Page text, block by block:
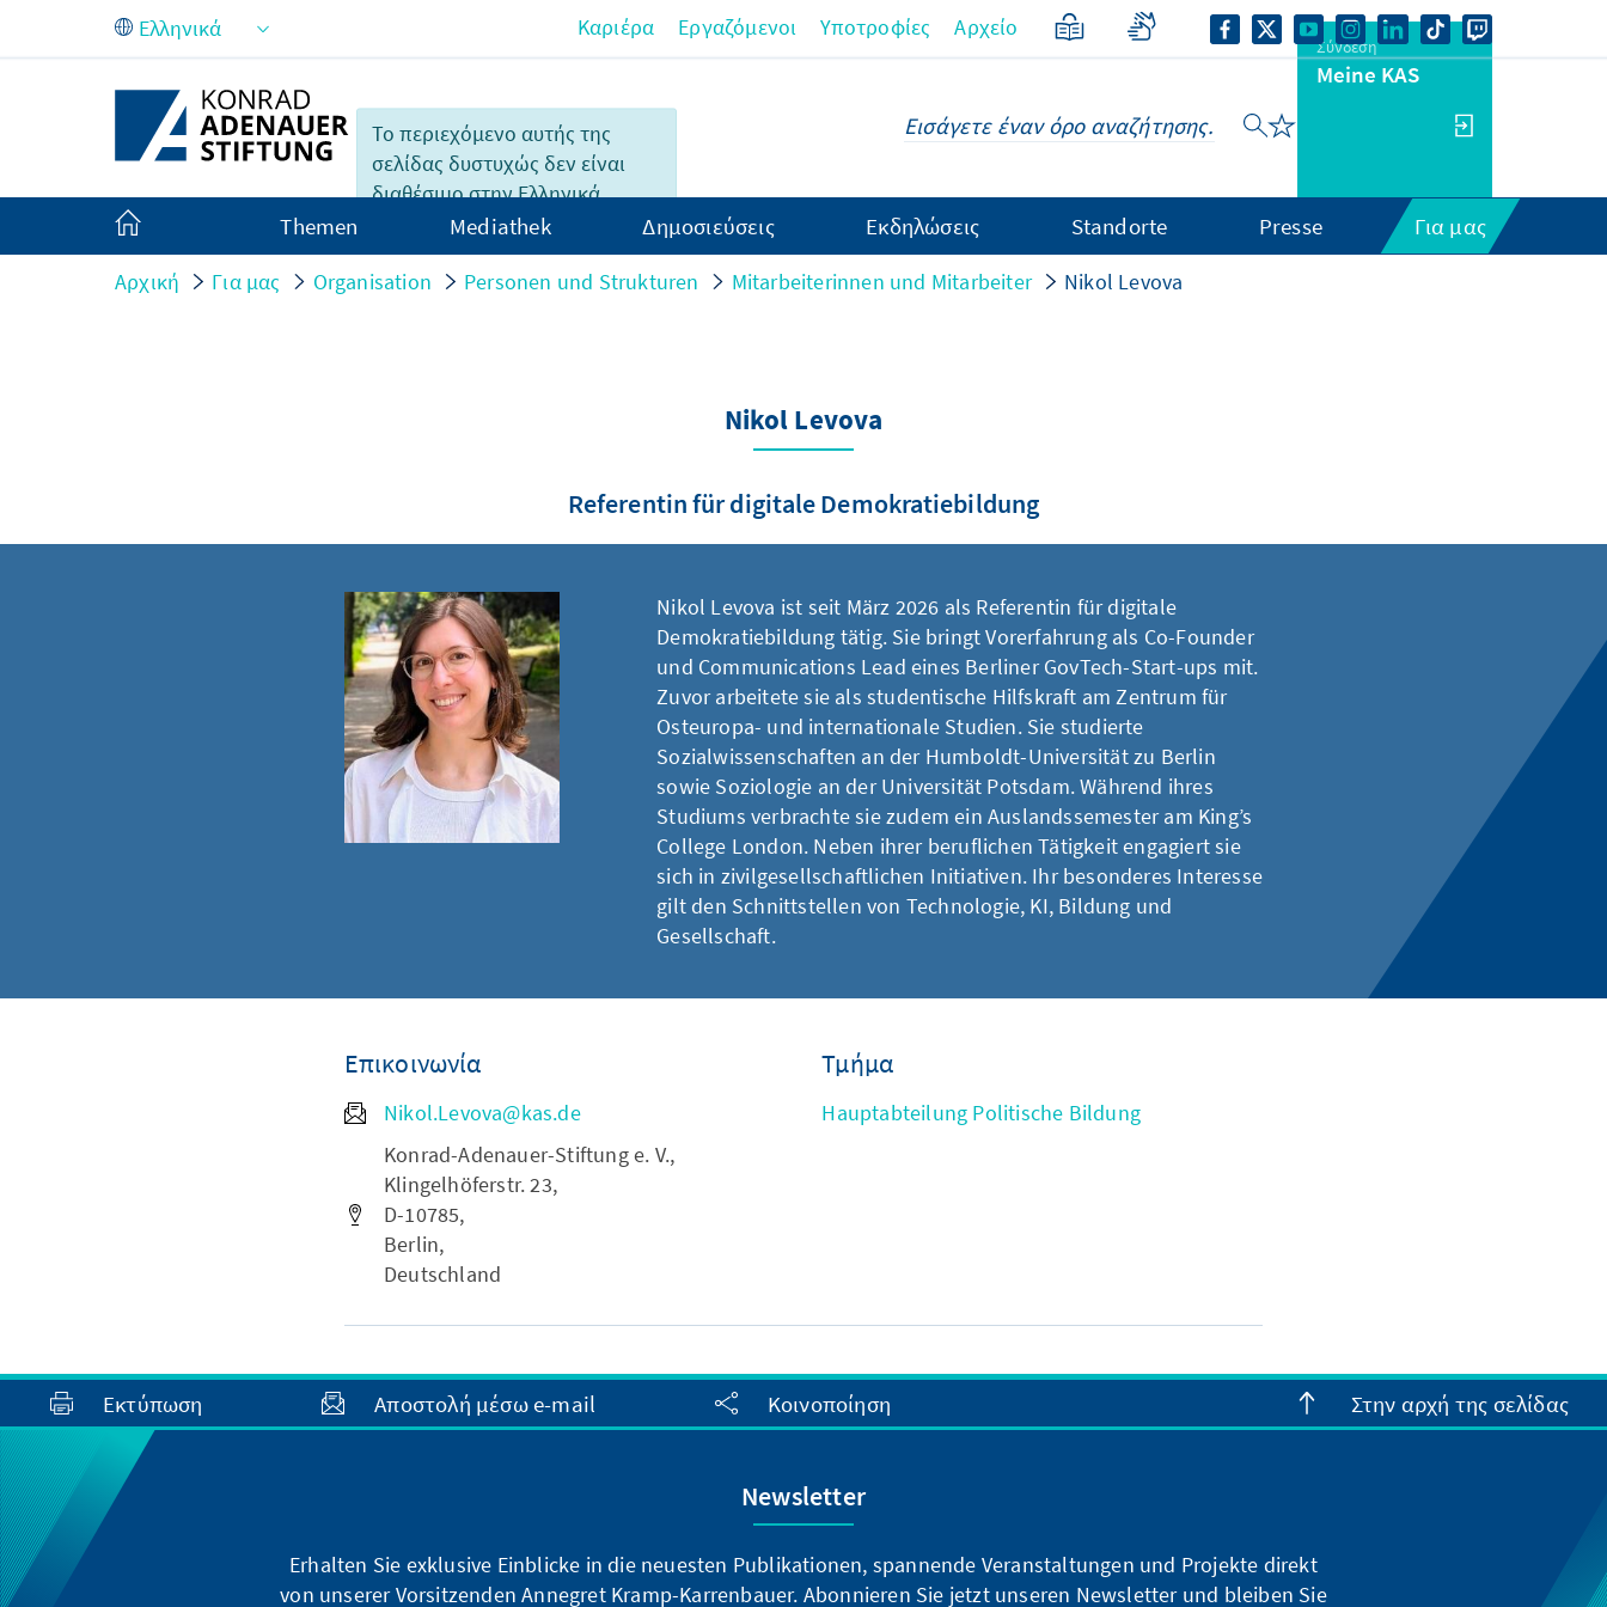
Skip to Main Content
Το περιεχόμενο αυτής της
σελίδας δυστυχώς δεν είναι
διαθέσιμο στην Ελληνικά.
Καριέρα Εργαζόμενοι Υποτροφίες Αρχείο
Σύνδεση
Meine KAS
Themen Mediathek Δημοσιεύσεις Εκδηλώσεις Standorte Presse Για μας
Αρχική Για μας Organisation Personen und Strukturen Mitarbeiterinnen und Mitarbeiter Nikol Levova
Nikol Levova
Referentin für digitale Demokratiebildung
Nikol Levova ist seit März 2026 als Referentin für digitale
Demokratiebildung tätig. Sie bringt Vorerfahrung als Co-Founder
und Communications Lead eines Berliner GovTech-Start-ups mit.
Zuvor arbeitete sie als studentische Hilfskraft am Zentrum für
Osteuropa- und internationale Studien. Sie studierte
Sozialwissenschaften an der Humboldt-Universität zu Berlin
sowie Soziologie an der Universität Potsdam. Während ihres
Studiums verbrachte sie zudem ein Auslandssemester am King’s
College London. Neben ihrer beruflichen Tätigkeit engagiert sie
sich in zivilgesellschaftlichen Initiativen. Ihr besonderes Interesse
gilt den Schnittstellen von Technologie, KI, Bildung und
Gesellschaft.
Επικοινωνία
Nikol.Levova@kas.de
Konrad-Adenauer-Stiftung e. V.,
Klingelhöferstr. 23,
D-10785,
Berlin,
Deutschland
Τμήμα
Hauptabteilung Politische Bildung
Εκτύπωση Αποστολή μέσω e-mail Κοινοποίηση Στην αρχή της σελίδας
Newsletter
Erhalten Sie exklusive Einblicke in die neuesten Publikationen, spannende Veranstaltungen und Projekte direkt
von unserer Vorsitzenden Annegret Kramp-Karrenbauer. Abonnieren Sie jetzt unseren Newsletter und bleiben Sie